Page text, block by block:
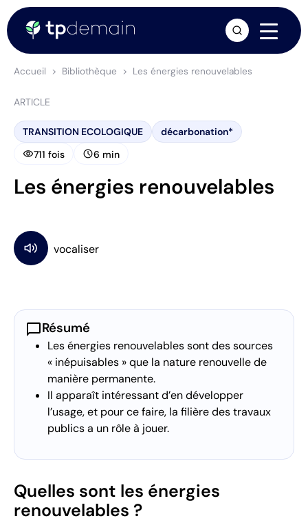
Accueil Bibliothèque Les énergies renouvelables
ARTICLE
TRANSITION ECOLOGIQUE décarbonation*
visibility711 fois schedule6 min
Les énergies renouvelables
chat_bubbleRésumé
Les énergies renouvelables sont des sources
« inépuisables » que la nature renouvelle de
manière permanente.
Il apparaît intéressant d’en développer
l’usage, et pour ce faire, la filière des travaux
publics a un rôle à jouer.
Quelles sont les énergies
renouvelables ?
arrow_forward